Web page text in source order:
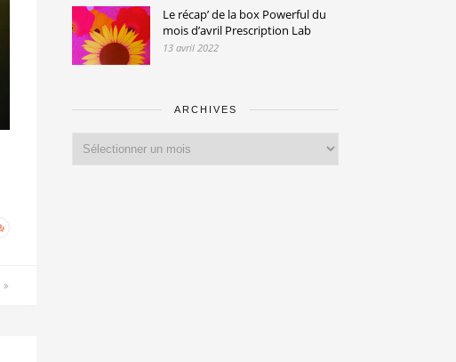
Le récap’ de la box Powerful du
mois d’avril Prescription Lab
13 avril 2022
ARCHIVES